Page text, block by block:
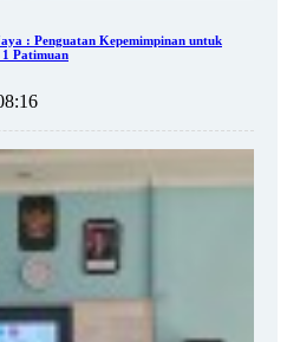
: Penguatan Kepemimpinan untuk
Patimuan